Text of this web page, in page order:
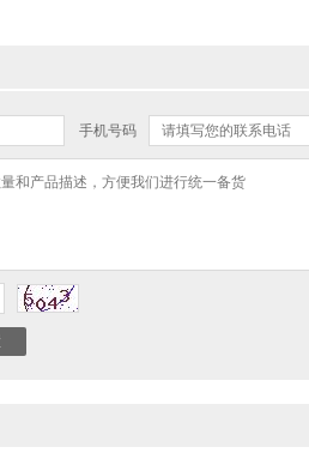
手机号码